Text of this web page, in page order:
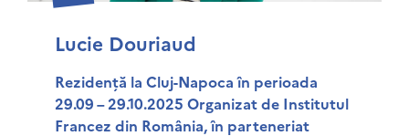
Lucie Douriaud
Rezidență la Cluj-Napoca în perioada
29.09 – 29.10.2025 Organizat de Institutul
Francez din România, în parteneriat